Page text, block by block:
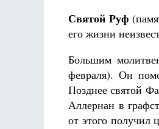
Святой Руф
его жизни
Большим
февраля). Он
Позднее святой
Аллернан в
от этого получил